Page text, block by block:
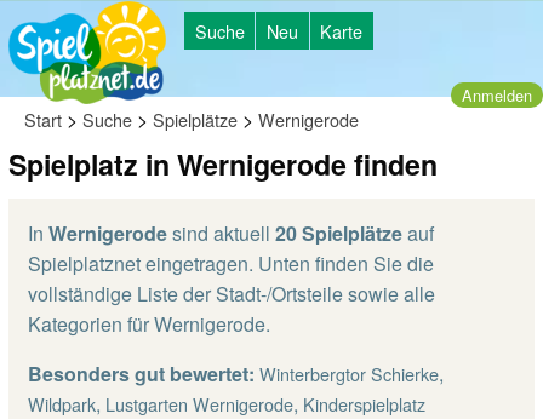
Suche Neu Karte
Anmelden
Start > Suche > Spielplätze > Wernigerode
Spielplatz in Wernigerode finden
In Wernigerodesind aktuell 20 Spielplätzeauf
Spielplatznet eingetragen. Unten finden Sie die
vollständige Liste der Stadt-/Ortsteile sowie alle
Kategorien für Wernigerode.
Besonders gut bewertet: Winterbergtor Schierke,
Wildpark, Lustgarten Wernigerode, Kinderspielplatz